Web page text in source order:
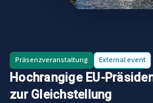
Präsenzveranstaltung Externalevent
Hochrangige EU-
zur Gleichstellung